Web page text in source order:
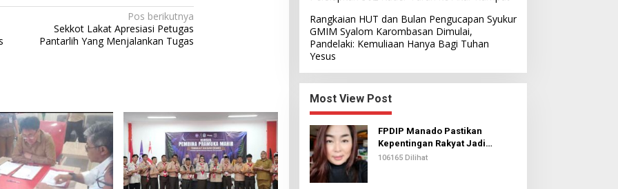
Pos berikutnya
Sekkot Lakat Apresiasi Petugas
Pantarlih Yang Menjalankan Tugas
Rangkaian HUT dan Bulan Pengucapan Syukur
GMIM Syalom Karombasan Dimulai,
Pandelaki: Kemuliaan Hanya Bagi Tuhan
Yesus
Most View Post
FPDIP Manado Pastikan
Kepentingan Rakyat Jadi
Prioritas Dalam Perjuangan
106165 Dilihat